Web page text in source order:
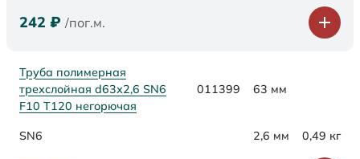
242 ₽ /пог.м.
Труба полимерная
трехслойная d63х2,6 SN6
F10 Т120 негорючая
011399 63 мм
SN6 2,6 мм 0,49 кг